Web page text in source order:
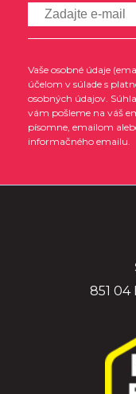
Vaše osobné údaje
účelom v súlade s
osobných údajov.
vám pošleme na váš
písomne, emailom
informačného emailu.
851 04